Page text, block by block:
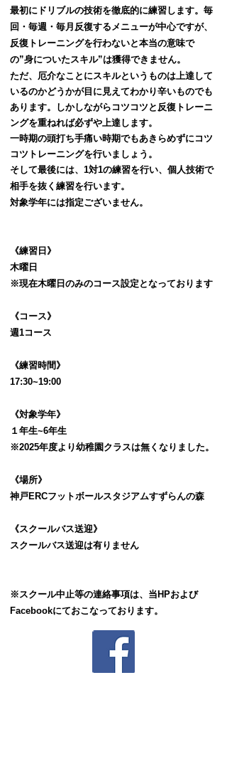
最初にドリブルの技術を徹底的に練習します。毎
回・毎週・毎月反復するメニューが中心ですが、
反復トレーニングを行わないと本当の意味で
の”身についたスキル”は獲得できません。
ただ、厄介なことにスキルというものは上達して
いるのかどうかが目に見えてわかり辛いものでも
あります。しかしながらコツコツと反復トレーニ
ングを重ねれば必ずや上達します。
一時期の頭打ち手痛い時期でもあきらめずにコツ
コツトレーニングを行いましょう。
そして最後には、1対1の練習を行い、個人技術で
相手を抜く練習を行います。
対象学年には指定ございません。
《練習日》
木曜日
※現在木曜日のみのコース設定となっております
《コース》
週1コース
《練習時間》
17:30~19:00
《対象学年》
１年生~6年生
​※2025年度より幼稚園クラスは無くなりました。
​《場所》
神戸ERCフットボールスタジアムすずらんの森
《スクールバス送迎》
​スクールバス送迎は有りません
※スクール中止等の連絡事項は、当HPおよび
Facebookにておこなっております。